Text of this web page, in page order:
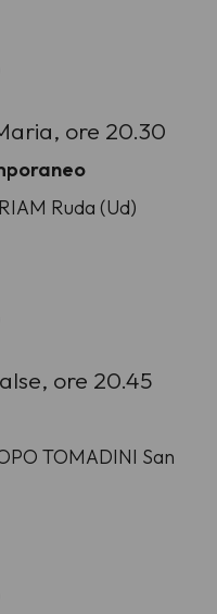
ore 20.30
Ruda (Ud)
ore 20.45
TOMADINI San